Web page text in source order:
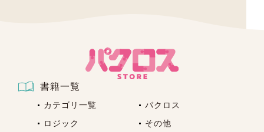
内容およびご入金確認メールは、
@epsilon.jp」より届きます。「sendonly@e
psilon.jp」からのメールを受信いただけます
様に、あらかじめドメイン設定を解除してい
ただくか、ドメイン『epsilon.jp』を 受信リ
げます。
書籍一覧
カテゴリ一覧
パクロス
ロジック
その他